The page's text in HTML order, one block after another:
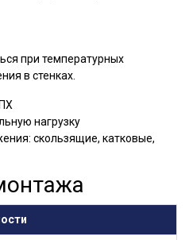
при температурных
в стенках.
нагрузку
скользящие, катковые,